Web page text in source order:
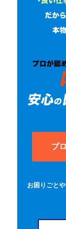
プ
お困りごと